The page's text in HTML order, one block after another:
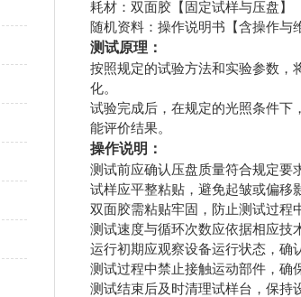
耗材：双面胶【固定试样与压盘】
随机资料：操作说明书【含操作与
测试原理：
按照规定的试验方法和实验参数，
化。
试验完成后，在规定的光照条件下
能评价结果。
操作说明：
测试前应确认压盘质量符合规定要
试样应平整粘贴，避免起皱或偏移
双面胶需粘贴牢固，防止测试过程
测试速度与循环次数应依据相应技
运行初期应观察设备运行状态，确
测试过程中禁止接触运动部件，确
测试结束后及时清理试样台，保持